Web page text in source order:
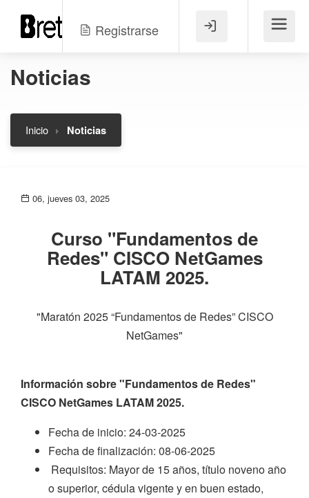
Registrarse Menú
Noticias
Inicio Noticias
06, jueves 03, 2025
Curso "Fundamentos de
Redes" CISCO NetGames
LATAM 2025.
"Maratón 2025 “Fundamentos de Redes” CISCO
NetGames"
Información sobre "Fundamentos de Redes"
CISCO NetGames LATAM 2025.
Fecha de inicio: 24-03-2025
Fecha de finalización: 08-06-2025
Requisitos: Mayor de 15 años, título noveno año
o superior, cédula vigente y en buen estado,